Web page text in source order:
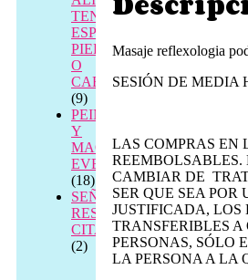
Masaje reflexologia
SESIÓN DE MEDIA
LAS COMPRAS EN
REEMBOLSABLES.
CAMBIAR DE
SER QUE SEA POR
JUSTIFICADA, LOS
TRANSFERIBLES A
PERSONAS, SÓLO
LA PERSONA A LA
TENSIÓN
ESPALDA,
PIERNAS
O
CABEZA
(9)
PEINADO
Y
MAQUILLAJE
EVENTOS
(18)
SEÑAL
RESERVA
CITA
(2)